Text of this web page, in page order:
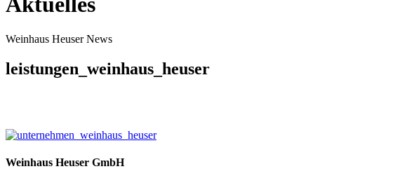
Weinhaus Heuser News
leistungen_weinhaus_heuser
Weinhaus Heuser GmbH